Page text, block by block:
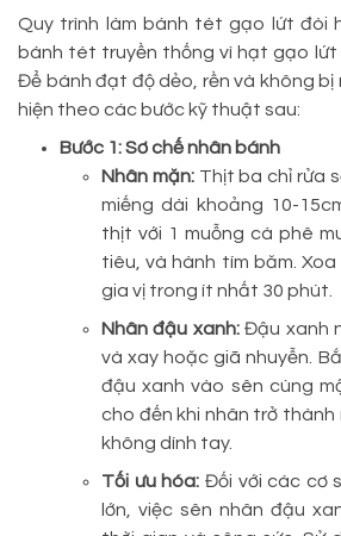
Quy trình làm bánh tét gạo lứt đòi
bánh tét truyền thống vì hạt gạo lứt
Để bánh đạt độ dẻo, rền và không bị
hiện theo các bước kỹ thuật sau:
Bước 1: Sơ chế nhân bánh
Nhân mặn: Thịt ba chỉ rửa
miếng dài khoảng 10-
thịt với 1 muỗng cà phê
tiêu, và hành tím băm.
gia vị trong ít nhất 30 phút.
Nhân đậu xanh:Đậu xanh
và xay hoặc giã nhuyễn.
đậu xanh vào sên cùng
cho đến khi nhân trở thành
không dính tay.
Tối ưu hóa: Đối với các cơ
lớn, việc sên nhân đậu